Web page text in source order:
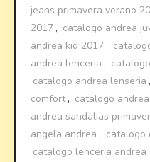
jeans primavera verano
2017 , catalogo andrea
andrea kid 2017 ,
andrea lenceria ,
catalogo andrea lenseria ,
comfort, catalogo
andrea sandalias
angela andrea , catalogo
catalogo lenceria andrea